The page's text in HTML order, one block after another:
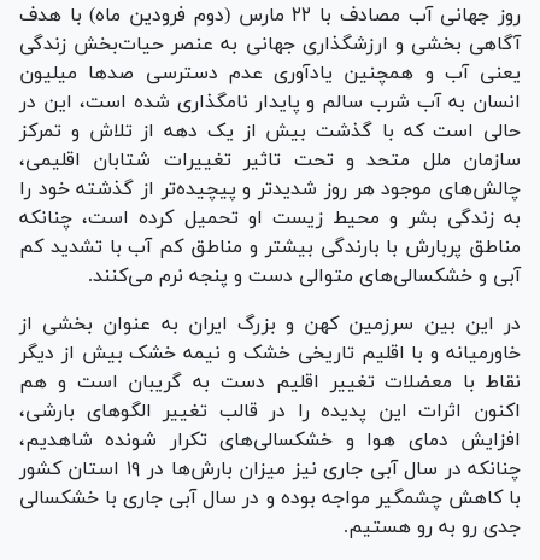
روز جهانی آب مصادف با ۲۲ مارس (دوم فرودین ماه) با هدف
آگاهی بخشی و ارزشگذاری جهانی به عنصر حیات‌بخش زندگی
یعنی آب و همچنین یادآوری عدم دسترسی صد‌ها میلیون
انسان به آب شرب سالم و پایدار نامگذاری شده است، این در
حالی است که با گذشت بیش از یک دهه از تلاش و تمرکز
سازمان ملل متحد و تحت تاثیر تغییرات شتابان اقلیمی،
چالش‌های موجود هر روز شدیدتر و پیچیده‌تر از گذشته خود را
به زندگی بشر و محیط زیست او تحمیل کرده است، چنانکه
مناطق پربارش با بارندگی بیشتر و مناطق کم آب با تشدید کم
آبی و خشکسالی‌های متوالی دست و پنجه نرم می‌کنند.
در این بین سرزمین کهن و بزرگ ایران به عنوان بخشی از
خاورمیانه و با اقلیم تاریخی خشک و نیمه خشک بیش از دیگر
نقاط با معضلات تغییر اقلیم دست به گریبان است و هم
اکنون اثرات این پدیده را در قالب تغییر الگو‌های بارشی،
افزایش دمای هوا و خشکسالی‌های تکرار شونده شاهدیم،
چنانکه در سال آبی جاری نیز میزان بارش‌ها در ۱۹ استان کشور
با کاهش چشمگیر مواجه بوده و در سال آبی جاری با خشکسالی
جدی رو به رو هستیم.